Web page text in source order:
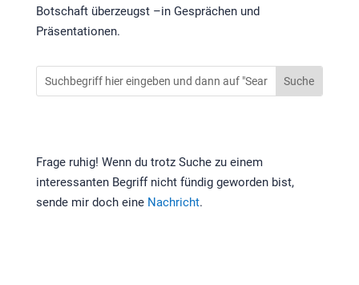
Botschaft überzeugst –in Gesprächen und
Präsentationen.
Frage ruhig! Wenn du trotz Suche zu einem
interessanten Begriff nicht fündig geworden bist,
sende mir doch eine Nachricht.